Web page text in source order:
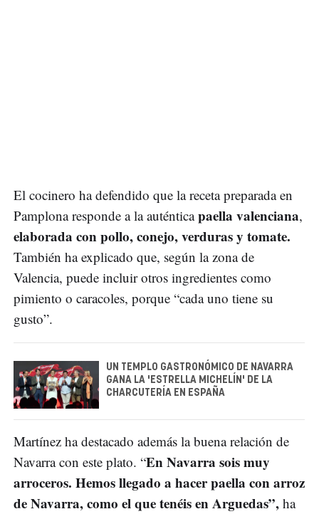
El cocinero ha defendido que la receta preparada en
Pamplona responde a la auténticapaella valenciana,
elaborada con pollo, conejo, verduras y tomate.
También ha explicado que, según la zona de
Valencia, puede incluir otros ingredientes como
pimiento o caracoles, porque “cada uno tiene su
gusto”.
UN TEMPLO GASTRONÓMICO DE NAVARRA
GANA LA 'ESTRELLA MICHELÍN' DE LA
CHARCUTERÍA EN ESPAÑA
Martínez ha destacado además la buena relación de
Navarra con este plato. “En Navarra sois muy
arroceros. Hemos llegado a hacer paella con arroz
de Navarra, como el que tenéis en Arguedas”, ha